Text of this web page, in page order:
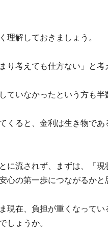
理解しておきましょう。
り考えても仕方ない」と考
ていなかったという方も
くると、金利は生き物で
に流されず、まずは、「
心の第一歩につながるかと
在、負担が重くなってい
しょうか。